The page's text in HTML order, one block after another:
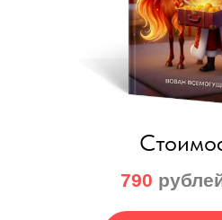
790